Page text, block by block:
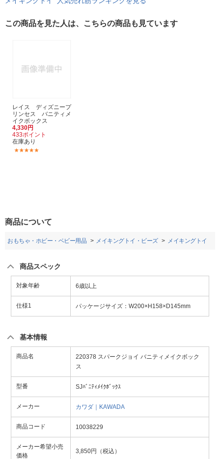
この商品を見た人は、こちらの商品も見ています
レイス ディズニープ
リンセス バニティメ
イクボックス
4,330円
433ポイント
在庫あり
商品について
おもちゃ・ホビー・ベビー用品 メイキングトイ・ビーズ メイキングトイ
商品スペック
対象年齢 6歳以上
仕様1 パッケージサイズ：W200×H158×D145mm
基本情報
商品名
220378 スパークジョイ バニティメイクボック
ス
型番 SJﾊﾞﾆﾃｨﾒｲｸﾎﾞｯｸｽ
メーカー カワダ｜KAWADA
商品コード 10038229
メーカー希望小売
価格
3,850円（税込）